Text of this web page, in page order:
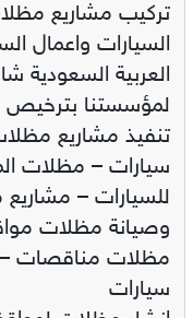
تركيب مشاريع
السيارات واعمال
العربية السعودية
لمؤسستنا بترخيص
تنفيذ مشاريع
سيارات – مظلات
للسيارات –
وصيانة مظلات
مظلات مناقصات
سيارات